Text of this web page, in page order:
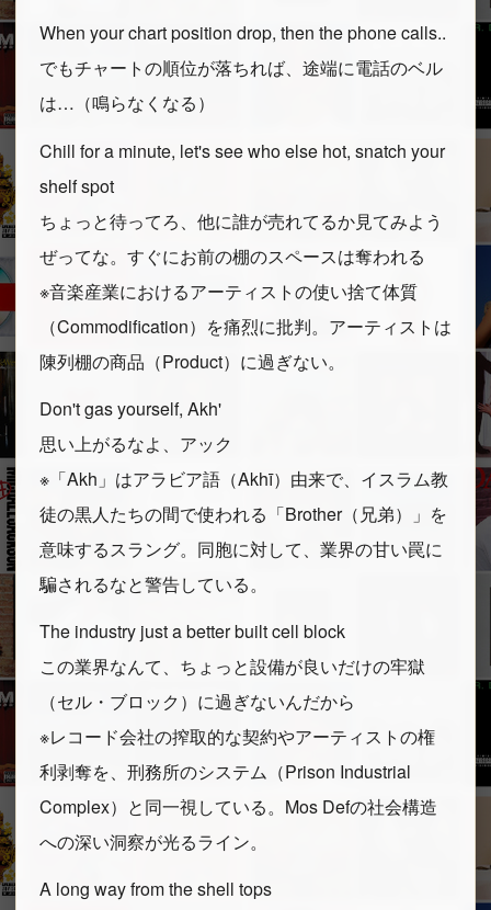
When your chart position drop, then the phone calls..
でもチャートの順位が落ちれば、途端に電話のベル
は…（鳴らなくなる）
Chill for a minute, let's see who else hot, snatch your
shelf spot
ちょっと待ってろ、他に誰が売れてるか見てみよう
ぜってな。すぐにお前の棚のスペースは奪われる
※音楽産業におけるアーティストの使い捨て体質
（Commodification）を痛烈に批判。アーティストは
陳列棚の商品（Product）に過ぎない。
Don't gas yourself, Akh'
思い上がるなよ、アック
※「Akh」はアラビア語（Akhī）由来で、イスラム教
徒の黒人たちの間で使われる「Brother（兄弟）」を
意味するスラング。同胞に対して、業界の甘い罠に
騙されるなと警告している。
The industry just a better built cell block
この業界なんて、ちょっと設備が良いだけの牢獄
（セル・ブロック）に過ぎないんだから
※レコード会社の搾取的な契約やアーティストの権
利剥奪を、刑務所のシステム（Prison Industrial
Complex）と同一視している。Mos Defの社会構造
への深い洞察が光るライン。
A long way from the shell tops